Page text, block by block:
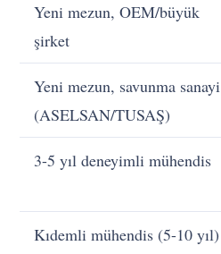
Yeni mezun, OEM/büyük
şirket
Yeni mezun, savunma sanayi
(ASELSAN/TUSAŞ)
3-5 yıl deneyimli mühendis
Kıdemli mühendis (5-10 yıl)